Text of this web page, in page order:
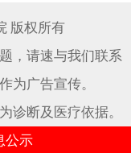
版权所有
，请速与我们联系
为广告宣传。
诊断及医疗依据。
公示